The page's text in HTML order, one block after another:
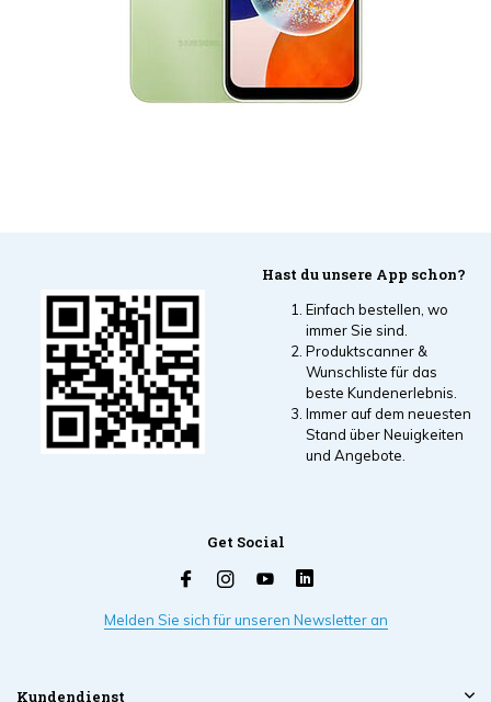
Hast du unsere App schon?
Einfach bestellen, wo
immer Sie sind.
Produktscanner &
Wunschliste für das
beste Kundenerlebnis.
Immer auf dem neuesten
Stand über Neuigkeiten
und Angebote.
Get Social
Melden Sie sich für unseren Newsletter an
Kundendienst